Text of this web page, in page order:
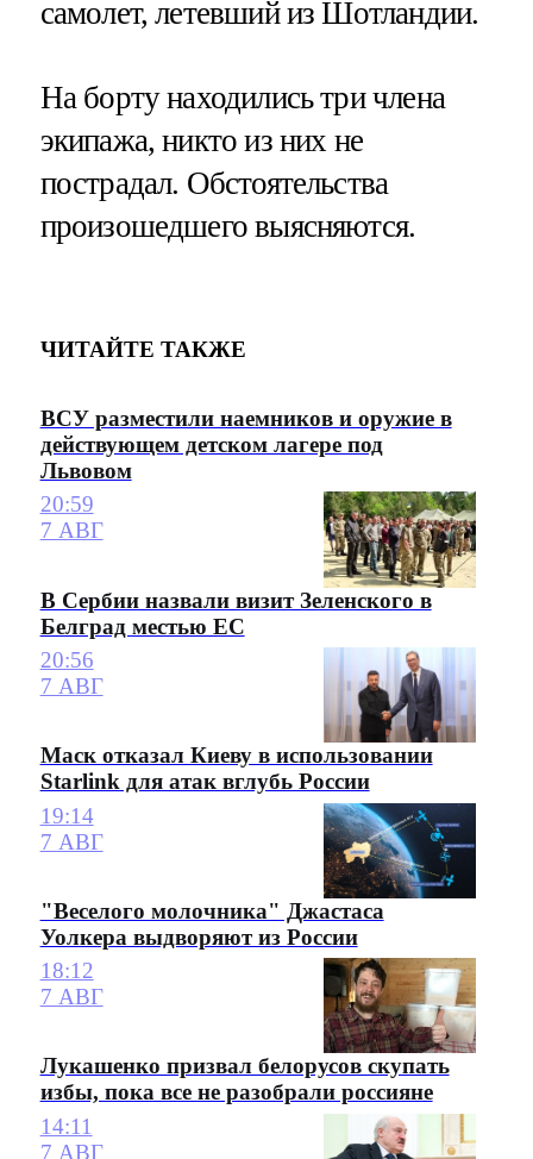
самолет, летевший из Шотландии.
На борту находились три члена
экипажа, никто из них не
пострадал. Обстоятельства
произошедшего выясняются.
ЧИТАЙТЕ ТАКЖЕ
ВСУ разместили наемников и оружие в
действующем детском лагере под
Львовом
20:59
7 АВГ
В Сербии назвали визит Зеленского в
Белград местью ЕС
20:56
7 АВГ
Маск отказал Киеву в использовании
Starlink для атак вглубь России
19:14
7 АВГ
"Веселого молочника" Джастаса
Уолкера выдворяют из России
18:12
7 АВГ
Лукашенко призвал белорусов скупать
избы, пока все не разобрали россияне
14:11
7 АВГ